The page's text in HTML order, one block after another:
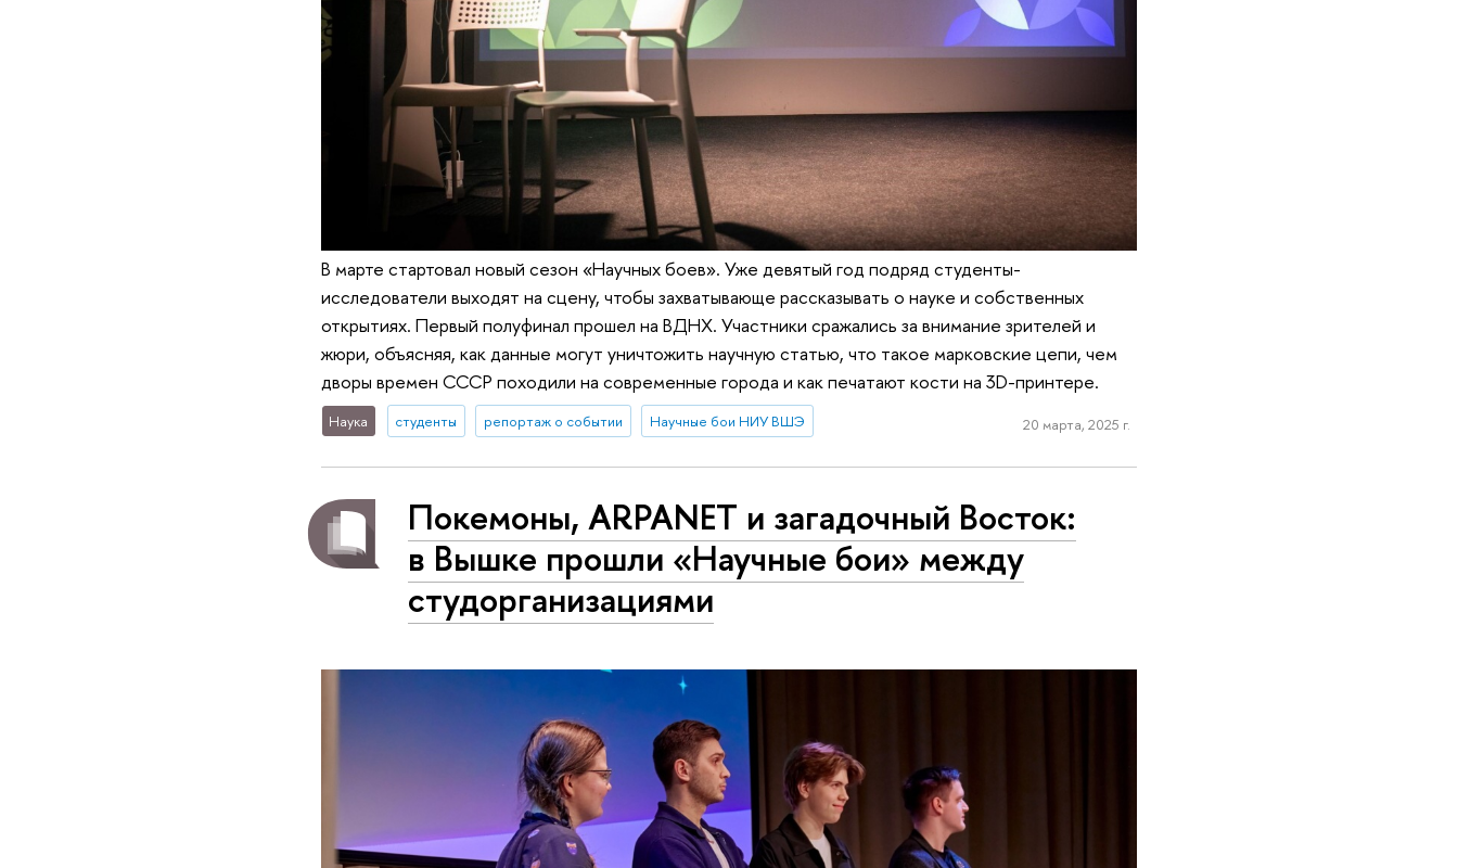
В марте стартовал новый сезон «Научных боев». Уже девятый год подряд студенты-
исследователи выходят на сцену, чтобы захватывающе рассказывать о науке и собственных
открытиях. Первый полуфинал прошел на ВДНХ. Участники сражались за внимание зрителей и
жюри, объясняя, как данные могут уничтожить научную статью, что такое марковские цепи, чем
дворы времен СССР походили на современные города и как печатают кости на 3D-принтере.
Наука студенты репортаж о событии Научные бои НИУ ВШЭ 20 марта, 2025 г.
Покемоны, ARPANET и загадочный Восток:
в Вышке прошли «Научные бои» между
студорганизациями